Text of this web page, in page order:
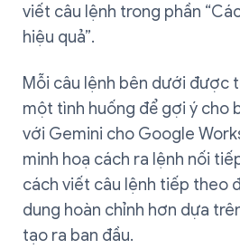
viết câu lệnh trong phần
hiệu quả”.
Mỗi câu lệnh bên dưới được
một tình huống để gợi ý cho
với Gemini cho Google
minh hoạ cách ra lệnh nối
cách viết câu lệnh tiếp theo
dung hoàn chỉnh hơn dựa
tạo ra ban đầu.